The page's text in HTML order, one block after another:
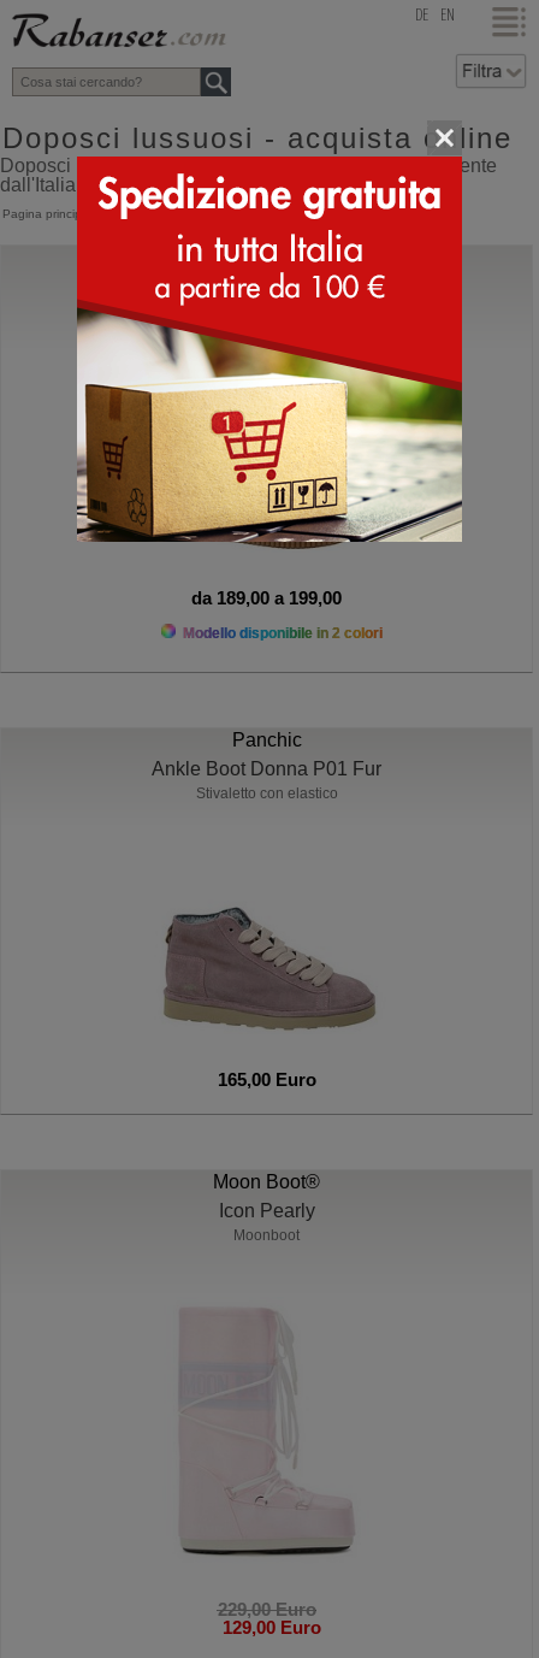
top DE EN
Doposci lussuosi - acquista online
Doposci lussuosi online shop con spedizione direttamente
dall'Italia
Pagina principale > Doposci >Doposci di lusso
Lorenzo Mari
Sally 07
Mocassino da donna sportivo
da 189,00 a 199,00
Modello disponibile in 2 colori
Panchic
Ankle Boot Donna P01 Fur
Stivaletto con elastico
165,00 Euro
Moon Boot®
Icon Pearly
Moonboot
229,00 Euro
129,00 Euro